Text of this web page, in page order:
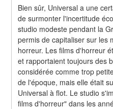
Bien sûr, Universal a une
de surmonter l'incertitude
studio modeste pendant la
permis de capitaliser sur les
horreur. Les films d'horreur
et rapportaient toujours des
considérée comme trop
de l'époque, mais elle était
Universal à flot. Le studio
films d'horreur" dans les